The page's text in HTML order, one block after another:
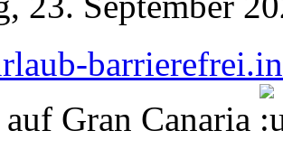
Gran Canaria